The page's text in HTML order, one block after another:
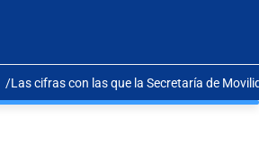
Las cifras con las que la Secretaría de